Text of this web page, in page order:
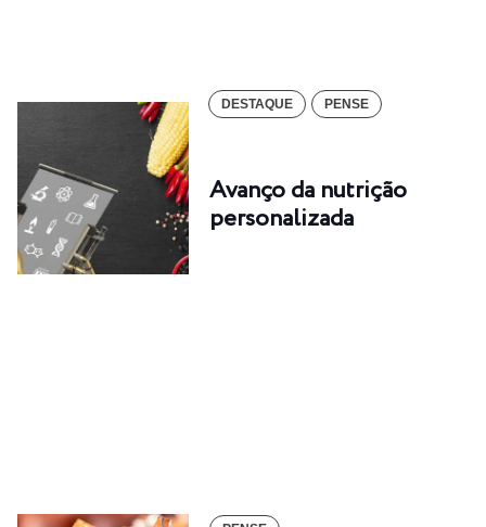
DESTAQUE PENSE
Avanço da nutrição
personalizada